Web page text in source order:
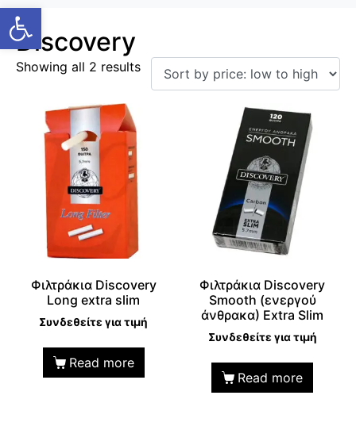
Ανοίξτε τη γραμμή εργαλείων
Discovery
Showing all 2 results
Φιλτράκια Discovery
Long extra slim
Συνδεθείτε για τιμή
Read more
Φιλτράκια Discovery
Smooth (ενεργού
άνθρακα) Extra Slim
Συνδεθείτε για τιμή
Read more